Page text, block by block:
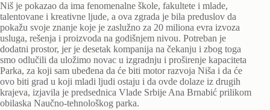
Niš je pokazao da ima fenomenalne škole, fakultete i mlade,
talentovane i kreativne ljude, a ova zgrada je bila preduslov da
pokažu svoje znanje koje je zaslužno za 20 miliona evra izvoza
usluga, rešenja i proizvoda na godišnjem nivou. Potreban je
dodatni prostor, jer je desetak kompanija na čekanju i zbog toga
smo odlučili da uložimo novac u izgradnju i proširenje kapaciteta
Parka, za koji sam ubeđena da će biti motor razvoja Niša i da će
ovo biti grad u koji mladi ljudi ostaju i da ovde dolaze iz drugih
krajeva, izjavila je predsednica Vlade Srbije Ana Brnabić prilikom
obilaska Naučno-tehnološkog parka.